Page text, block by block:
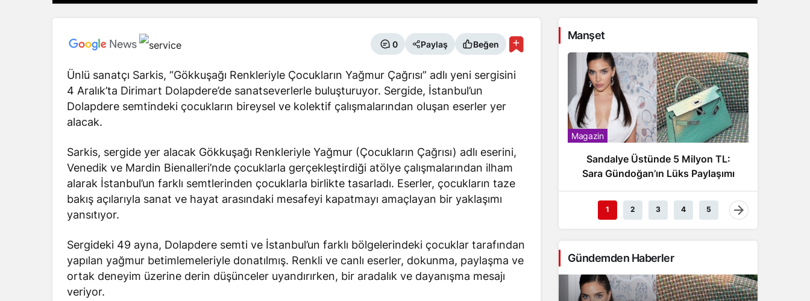
0 Paylaş Beğen
Ünlü sanatçı Sarkis, “Gökkuşağı Renkleriyle Çocukların Yağmur Çağrısı” adlı yeni sergisini
4 Aralık’ta Dirimart Dolapdere’de sanatseverlerle buluşturuyor. Sergide, İstanbul’un
Dolapdere semtindeki çocukların bireysel ve kolektif çalışmalarından oluşan eserler yer
alacak.
Sarkis, sergide yer alacak Gökkuşağı Renkleriyle Yağmur (Çocukların Çağrısı) adlı eserini,
Venedik ve Mardin Bienalleri’nde çocuklarla gerçekleştirdiği atölye çalışmalarından ilham
alarak İstanbul’un farklı semtlerinden çocuklarla birlikte tasarladı. Eserler, çocukların taze
bakış açılarıyla sanat ve hayat arasındaki mesafeyi kapatmayı amaçlayan bir yaklaşımı
yansıtıyor.
Sergideki 49 ayna, Dolapdere semti ve İstanbul’un farklı bölgelerindeki çocuklar tarafından
yapılan yağmur betimlemeleriyle donatılmış. Renkli ve canlı eserler, dokunma, paylaşma ve
ortak deneyim üzerine derin düşünceler uyandırırken, bir aradalık ve dayanışma mesajı
veriyor.
Manşet
Magazin
Sandalye Üstünde 5 Milyon TL:
Sara Gündoğan’ın Lüks Paylaşımı
1 2 3 4 5
Gündemden Haberler